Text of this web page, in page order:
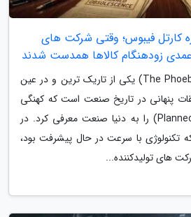
کارتل فیبوس؛ وقتی شرکت های
زودهنگام کالاها همدست شدند
کارتل فیبوس (The Phoebus Cartel) یکی از تاریک ترین و در عین
پنهانی در تاریخ صنعت است که کهنگی
عمدی (Planned Obsolescence) را به دنیا صنعت معرفی کرد. در
که تکنولوژی با سرعت در حال پیشرفت بود،
های تولیدکننده...